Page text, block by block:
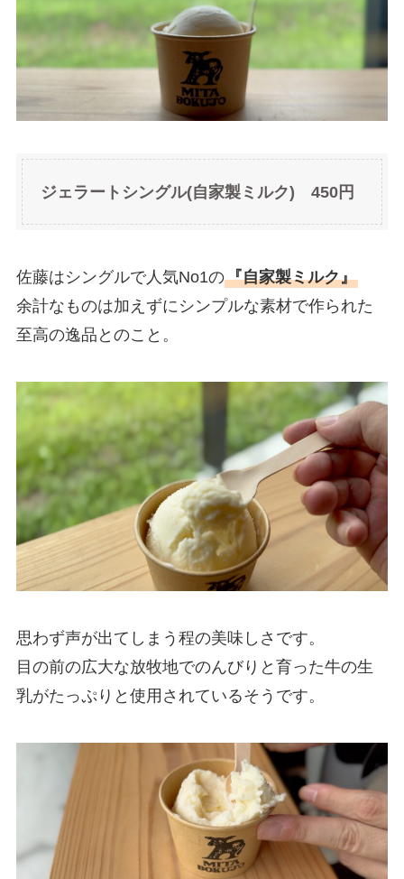
ジェラートシングル(自家製ミルク) 450円
佐藤はシングルで人気No1の『自家製ミルク』
余計なものは加えずにシンプルな素材で作られた
至高の逸品とのこと。
思わず声が出てしまう程の美味しさです。
目の前の広大な放牧地でのんびりと育った牛の生
乳がたっぷりと使用されているそうです。